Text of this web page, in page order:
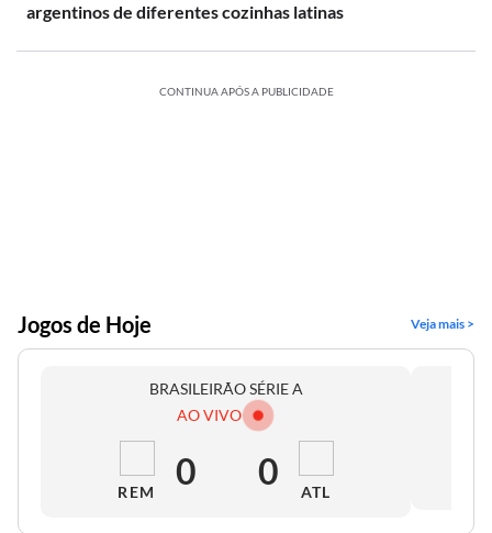
argentinos de diferentes cozinhas latinas
CONTINUA APÓS A PUBLICIDADE
Jogos de Hoje Veja mais >
BRASILEIRÃO SÉRIE A
AO VIVO
REM 0 0 ATL